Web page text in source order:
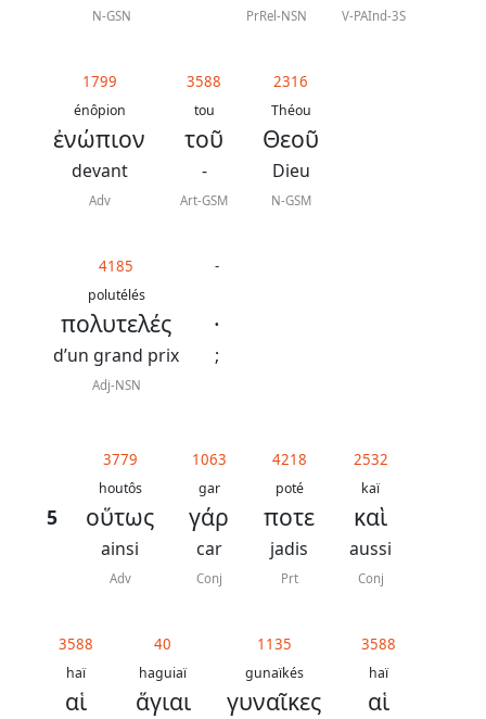
N-GSN PrRel-NSN V-PAInd-3S
1799
énôpion
ἐνώπιον
devant
Adv
3588
tou
τοῦ
-
Art-GSM
2316
Théou
Θεοῦ
Dieu
N-GSM
4185
polutélés
πολυτελές
d’un grand prix
Adj-NSN
-
·
;
5
3779
houtôs
οὕτως
ainsi
Adv
1063
gar
γάρ
car
Conj
4218
poté
ποτε
jadis
Prt
2532
kaï
καὶ
aussi
Conj
3588
haï
αἱ
40
haguiaï
ἅγιαι
1135
gunaïkés
γυναῖκες
3588
haï
αἱ